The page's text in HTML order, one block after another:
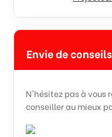
Envie de
N'hésitez pas à vous
conseiller au mieux